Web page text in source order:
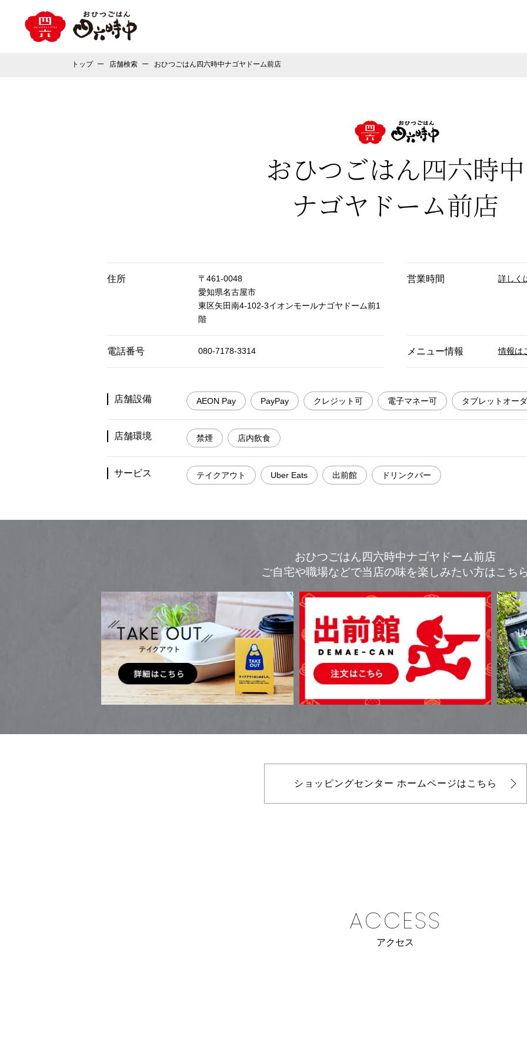
トップ 店舗検索 おひつごはん四六時中ナゴヤドーム前店
おひつごはん四六時中
ナゴヤドーム前店
住所
〒461-0048
愛知県名古屋市
東区矢田南4-102-3イオンモールナゴヤドーム前1
階
営業時間 詳しく
電話番号 080-7178-3314 メニュー情報 情報は
店舗設備 AEON Pay PayPay クレジット可 電子マネー可 タブレットオー
店舗環境 禁煙 店内飲食
サービス テイクアウト Uber Eats 出前館 ドリンクバー
おひつごはん四六時中ナゴヤドーム前店
ご自宅や職場などで当店の味を楽しみたい方はこち
ショッピングセンター ホームページはこちら
ACCESS
アクセス